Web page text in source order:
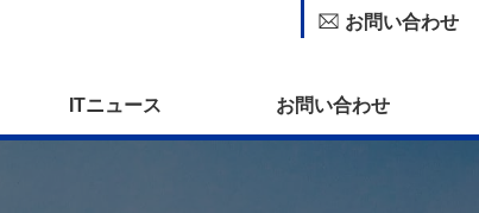
ITニュース お問い合わせ
お問い合わせ